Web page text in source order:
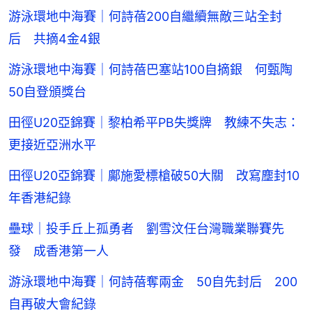
游泳環地中海賽｜何詩蓓200自繼續無敵三站全封
后 共摘4金4銀
游泳環地中海賽｜何詩蓓巴塞站100自摘銀 何甄陶
50自登頒獎台
田徑U20亞錦賽｜黎柏希平PB失獎牌 教練不失志：
更接近亞洲水平
田徑U20亞錦賽｜鄺施愛標槍破50大關 改寫塵封10
年香港紀錄
壘球｜投手丘上孤勇者 劉雪汶任台灣職業聯賽先
發 成香港第一人
游泳環地中海賽｜何詩蓓奪兩金 50自先封后 200
自再破大會紀錄